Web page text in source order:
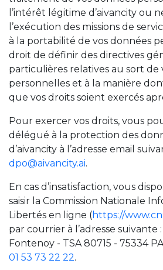
l’intérêt légitime d’aivancity ou
l’exécution des missions de
à la portabilité de vos données
droit de définir des directives
particulières relatives au sort de
personnelles et à la manière
que vos droits soient exercés
Pour exercer vos droits, vous
délégué à la protection des
d’aivancity à l’adresse email
dpo@aivancity.ai.
En cas d’insatisfaction, vous
saisir la Commission Nationale
Libertés en ligne (https://
par courrier à l’adresse suivante
Fontenoy - TSA 80715 - 75334
01 53 73 22 22.